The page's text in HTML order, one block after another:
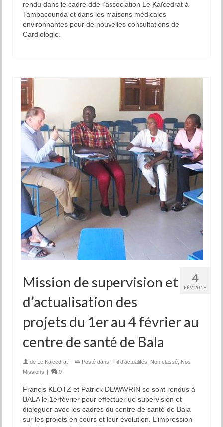
rendu dans le cadre dde l’association Le Kaïcedrat à
Tambacounda et dans les maisons médicales
environnantes pour de nouvelles consultations de
Cardiologie.
4
FÉV 2019
Mission de supervision et
d’actualisation des
projets du 1er au 4 février au
centre de santé de Bala
de Le Kaicedrat | Posté dans : Fil d'actualités Non classé Nos
Missions | 0
Francis KLOTZ et Patrick DEWAVRIN se sont rendus à
BALA le 1erfévrier pour effectuer ue supervision et
dialoguer avec les cadres du centre de santé de Bala
sur les projets en cours et leur évolution. L’impression